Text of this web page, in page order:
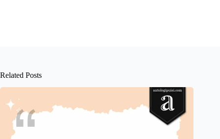
Related Posts